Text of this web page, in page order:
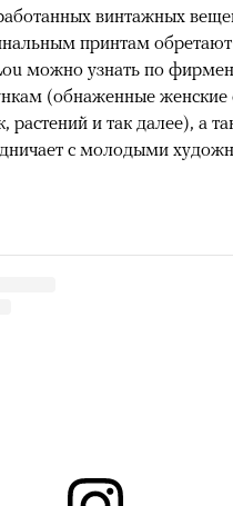
винтажных
принтам
можно узнать по
(обнаженные женские
растений и так далее), а
с молодыми